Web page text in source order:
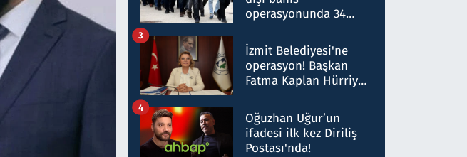
operasyonunda 34
Milyar liralık para
trafiği tespit edildi
İzmit Belediyesi'ne
operasyon! Başkan
Fatma Kaplan Hürriyet
3
Oğuzhan Uğur’un
ifadesi ilk kez Diriliş
Postası'nda!
4